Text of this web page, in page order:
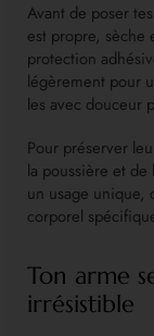
Avant de poser tes
est propre, sèche
protection
légèrement pour
les avec douceur
Pour préserver
la poussière et
un usage unique,
corporel
Ton arme
irrésistible